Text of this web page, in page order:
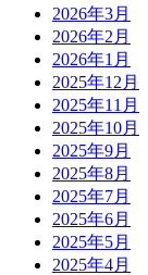
2026年3月
2026年2月
2026年1月
2025年12月
2025年11月
2025年10月
2025年9月
2025年8月
2025年7月
2025年6月
2025年5月
2025年4月